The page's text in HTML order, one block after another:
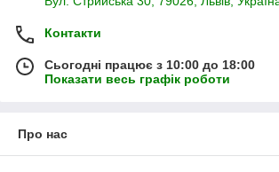
Контакти
Сьогодні працює з 10:00 до 18:00
Показати весь графік роботи
Про нас